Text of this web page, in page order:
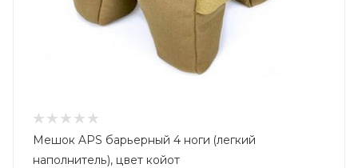
Мешок APS барьерный 4 ноги (легкий
наполнитель), цвет койот